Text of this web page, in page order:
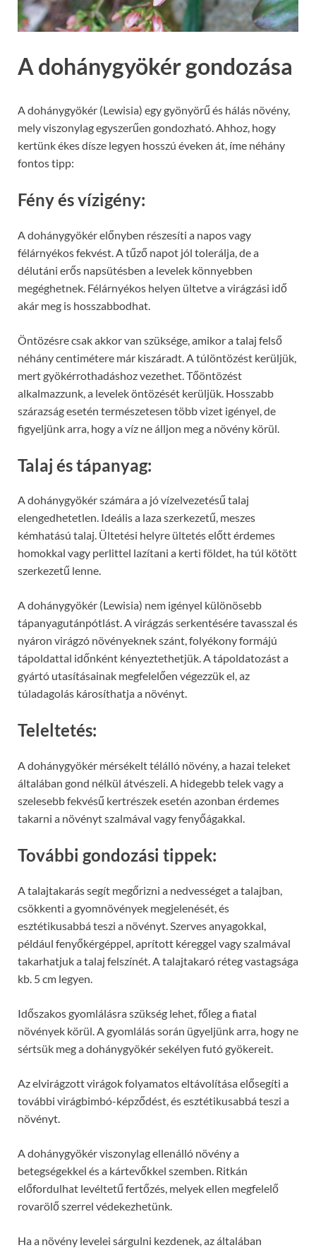
A dohánygyökér gondozása
A dohánygyökér (Lewisia) egy gyönyörű és hálás növény,
mely viszonylag egyszerűen gondozható. Ahhoz, hogy
kertünk ékes dísze legyen hosszú éveken át, íme néhány
fontos tipp:
Fény és vízigény:
A dohánygyökér előnyben részesíti a napos vagy
félárnyékos fekvést. A tűző napot jól tolerálja, de a
délutáni erős napsütésben a levelek könnyebben
megéghetnek. Félárnyékos helyen ültetve a virágzási idő
akár meg is hosszabbodhat.
Öntözésre csak akkor van szüksége, amikor a talaj felső
néhány centimétere már kiszáradt. A túlöntözést kerüljük,
mert gyökérrothadáshoz vezethet. Tőöntözést
alkalmazzunk, a levelek öntözését kerüljük. Hosszabb
szárazság esetén természetesen több vizet igényel, de
figyeljünk arra, hogy a víz ne álljon meg a növény körül.
Talaj és tápanyag:
A dohánygyökér számára a jó vízelvezetésű talaj
elengedhetetlen. Ideális a laza szerkezetű, meszes
kémhatású talaj. Ültetési helyre ültetés előtt érdemes
homokkal vagy perlittel lazítani a kerti földet, ha túl kötött
szerkezetű lenne.
A dohánygyökér (Lewisia) nem igényel különösebb
tápanyagutánpótlást. A virágzás serkentésére tavasszal és
nyáron virágzó növényeknek szánt, folyékony formájú
tápoldattal időnként kényeztethetjük. A tápoldatozást a
gyártó utasításainak megfelelően végezzük el, az
túladagolás károsíthatja a növényt.
Teleltetés:
A dohánygyökér mérsékelt télálló növény, a hazai teleket
általában gond nélkül átvészeli. A hidegebb telek vagy a
szelesebb fekvésű kertrészek esetén azonban érdemes
takarni a növényt szalmával vagy fenyőágakkal.
További gondozási tippek:
A talajtakarás segít megőrizni a nedvességet a talajban,
csökkenti a gyomnövények megjelenését, és
esztétikusabbá teszi a növényt. Szerves anyagokkal,
például fenyőkérgéppel, aprított kéreggel vagy szalmával
takarhatjuk a talaj felszínét. A talajtakaró réteg vastagsága
kb. 5 cm legyen.
Időszakos gyomlálásra szükség lehet, főleg a fiatal
növények körül. A gyomlálás során ügyeljünk arra, hogy ne
sértsük meg a dohánygyökér sekélyen futó gyökereit.
Az elvirágzott virágok folyamatos eltávolítása elősegíti a
további virágbimbó-képződést, és esztétikusabbá teszi a
növényt.
A dohánygyökér viszonylag ellenálló növény a
betegségekkel és a kártevőkkel szemben. Ritkán
előfordulhat levéltetű fertőzés, melyek ellen megfelelő
rovarölő szerrel védekezhetünk.
Ha a növény levelei sárgulni kezdenek, az általában